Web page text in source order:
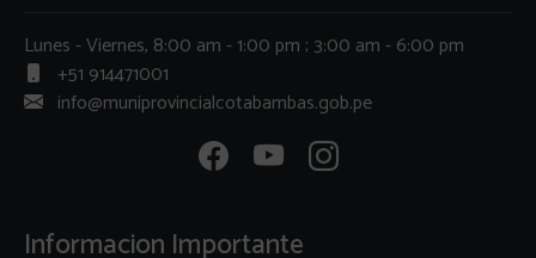
Lunes - Viernes, 8:00 am - 1:00 pm ; 3:00 am - 6:00 pm
+51 914471001
info@muniprovincialcotabambas.gob.pe
Informacion Importante